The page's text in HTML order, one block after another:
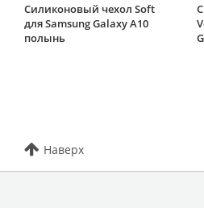
Силиконовый чехол Soft
для Samsung Galaxy A10
полынь
Наверх